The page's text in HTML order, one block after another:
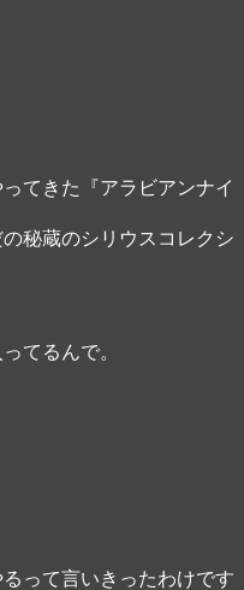
てきた『アラビアンナイ
秘蔵のシリウスコレクシ
てるんで。
って言いきったわけです